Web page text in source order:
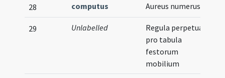
28 computus Aureus numerus
29 Unlabelled
Regula perpetua
pro tabula
festorum
mobilium